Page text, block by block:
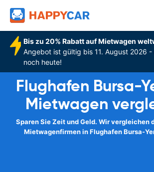
Bis zu 20% Rabatt auf Mietwagen
Angebot ist gültig bis 11. August 2026 -
noch heute!
Flughafen Bursa-
Mietwagen
Sparen Sie Zeit und Geld. Wir vergleichen
Mietwagenfirmen in Flughafen Bursa-